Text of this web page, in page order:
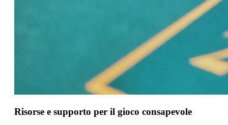
Risorse e supporto per il gioco consapevole